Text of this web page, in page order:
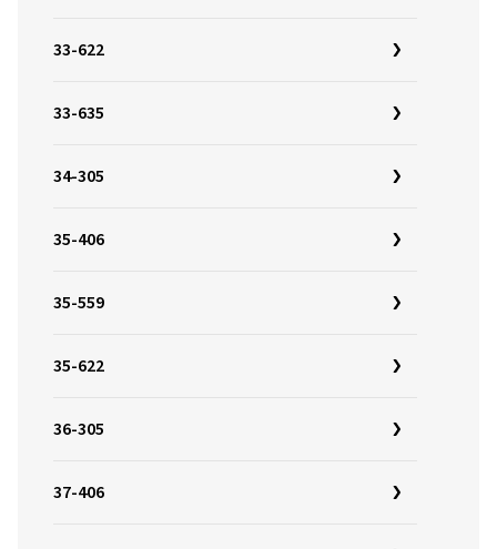
33-622
33-635
34-305
35-406
35-559
35-622
36-305
37-406